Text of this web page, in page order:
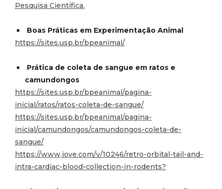
Pesquisa Científica.
Boas Práticas em Experimentação Animal
https://sites.usp.br/bpeanimal/
Prática de coleta de sangue em ratos e
camundongos
https://sites.usp.br/bpeanimal/pagina-
inicial/ratos/ratos-coleta-de-sangue/
https://sites.usp.br/bpeanimal/pagina-
inicial/camundongos/camundongos-coleta-de-
sangue/
https://www.jove.com/v/10246/retro-orbital-tail-and-
intra-cardiac-blood-collection-in-rodents?